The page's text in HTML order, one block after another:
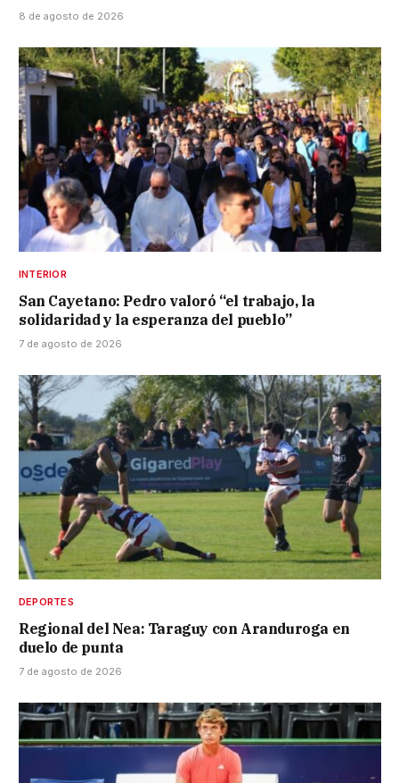
8 de agosto de 2026
INTERIOR
San Cayetano: Pedro valoró “el trabajo, la
solidaridad y la esperanza del pueblo”
7 de agosto de 2026
DEPORTES
Regional del Nea: Taraguy con Aranduroga en
duelo de punta
7 de agosto de 2026